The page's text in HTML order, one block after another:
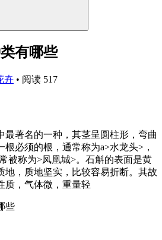
有哪些
卉 • 阅读 517
最著名的一种，其茎呈圆柱形，弯曲
必须的根，通常称为a>水龙头>，
被称为>凤凰城>。石斛的表面是黄
地，质地坚实，比较容易折断。其故
质，气体微，重量轻